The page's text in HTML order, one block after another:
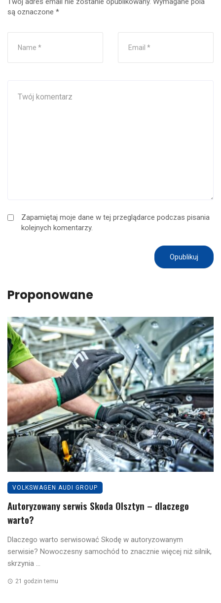
są oznaczone *
Zapamiętaj moje dane w tej przeglądarce podczas pisania
kolejnych komentarzy.
Proponowane
VOLKSWAGEN AUDI GROUP
Autoryzowany serwis Skoda Olsztyn – dlaczego
warto?
Dlaczego warto serwisować Skodę w autoryzowanym
serwisie? Nowoczesny samochód to znacznie więcej niż silnik,
skrzynia ...
21 godzin temu